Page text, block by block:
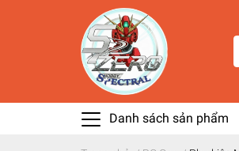
Danh sách sản phẩm